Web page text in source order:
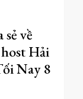
về
Hải
Nay 8